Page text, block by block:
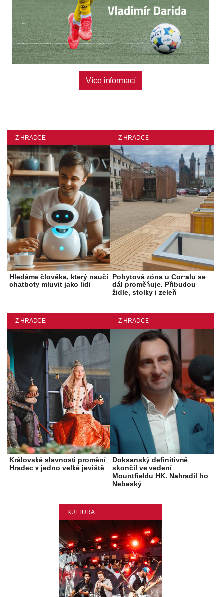
Více informací
Z HRADCE
Hledáme člověka, který naučí
chatboty mluvit jako lidi
Z HRADCE
Pobytová zóna u Corralu se
dál proměňuje. Přibudou
židle, stolky i zeleň
Z HRADCE
Královské slavnosti promění
Hradec v jedno velké jeviště
Z HRADCE
Doksanský definitivně
skončil ve vedení
Mountfieldu HK. Nahradil ho
Nebeský
KULTURA